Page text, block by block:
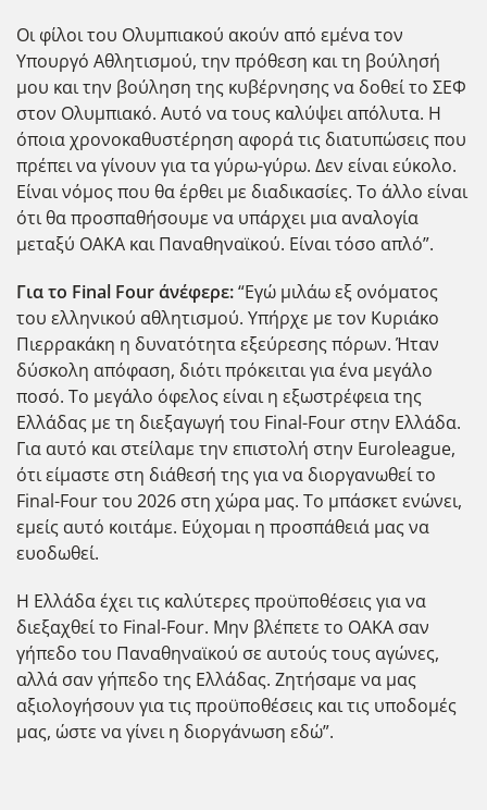
Οι φίλοι του Ολυμπιακού ακούν από εμένα τον
Υπουργό Αθλητισμού, την πρόθεση και τη βούλησή
μου και την βούληση της κυβέρνησης να δοθεί το ΣΕΦ
στον Ολυμπιακό. Αυτό να τους καλύψει απόλυτα. Η
όποια χρονοκαθυστέρηση αφορά τις διατυπώσεις που
πρέπει να γίνουν για τα γύρω-γύρω. Δεν είναι εύκολο.
Είναι νόμος που θα έρθει με διαδικασίες. Το άλλο είναι
ότι θα προσπαθήσουμε να υπάρχει μια αναλογία
μεταξύ ΟΑΚΑ και Παναθηναϊκού. Είναι τόσο απλό”.
Για το Final Four άνέφερε:“Εγώ μιλάω εξ ονόματος
του ελληνικού αθλητισμού. Υπήρχε με τον Κυριάκο
Πιερρακάκη η δυνατότητα εξεύρεσης πόρων. Ήταν
δύσκολη απόφαση, διότι πρόκειται για ένα μεγάλο
ποσό. Το μεγάλο όφελος είναι η εξωστρέφεια της
Ελλάδας με τη διεξαγωγή του Final-Four στην Ελλάδα.
Για αυτό και στείλαμε την επιστολή στην Euroleague,
ότι είμαστε στη διάθεσή της για να διοργανωθεί το
Final-Four του 2026 στη χώρα μας. Το μπάσκετ ενώνει,
εμείς αυτό κοιτάμε. Εύχομαι η προσπάθειά μας να
ευοδωθεί.
Η Ελλάδα έχει τις καλύτερες προϋποθέσεις για να
διεξαχθεί το Final-Four. Μην βλέπετε το ΟΑΚΑ σαν
γήπεδο του Παναθηναϊκού σε αυτούς τους αγώνες,
αλλά σαν γήπεδο της Ελλάδας. Ζητήσαμε να μας
αξιολογήσουν για τις προϋποθέσεις και τις υποδομές
μας, ώστε να γίνει η διοργάνωση εδώ”.